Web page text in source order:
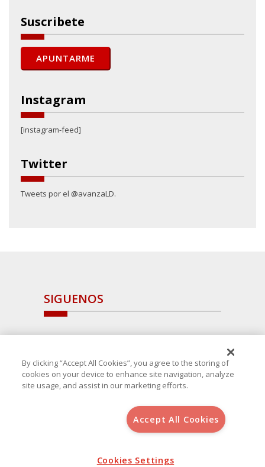
Suscribete
Instagram
[instagram-feed]
Twitter
Tweets por el @avanzaLD.
SIGUENOS
, S.L.U.(B-64405731) c/ San Norberto
Aviso Legal
Política de Cookies
By clicking “Accept All Cookies”, you agree to the storing of
cookies on your device to enhance site navigation, analyze
site usage, and assist in our marketing efforts.
Accept All Cookies
Cookies Settings